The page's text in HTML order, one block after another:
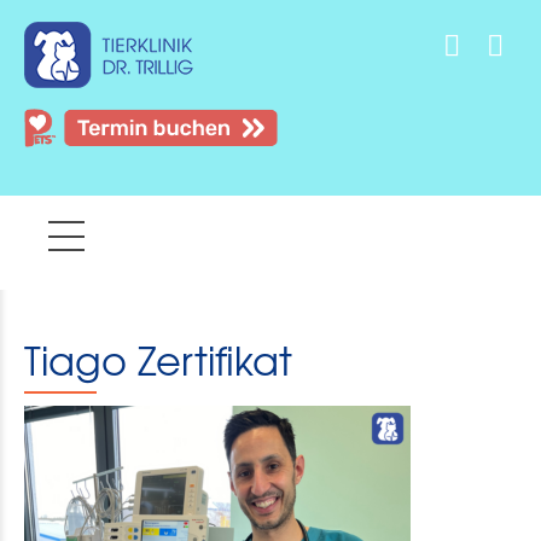
Tiago Zertifikat